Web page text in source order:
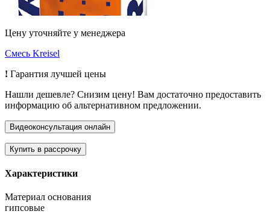
Цену уточняйте у менеджера
Смесь Kreisel
! Гарантия лучшей цены
Нашли дешевле? Снизим цену! Вам достаточно предоставить
информацию об альтернативном предложении.
Характеристики
Материал основания
гипсовые